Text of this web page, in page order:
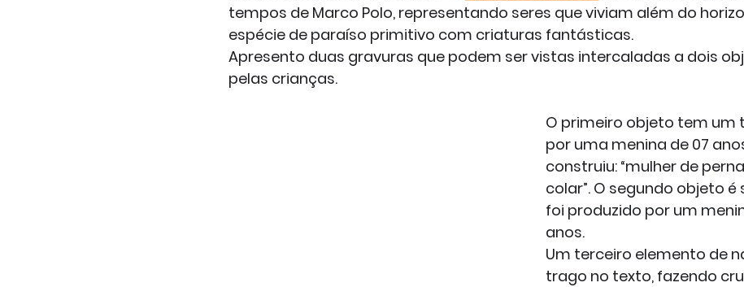
tempos de Marco Polo, representando seres que viviam além do
espécie de paraíso primitivo com criaturas fantásticas.
Apresento duas gravuras que podem ser vistas intercaladas a dois
pelas crianças.
O primeiro objeto tem um
por uma menina de 07
construiu: “mulher de
colar”. O segundo objeto
foi produzido por um
anos.
Um terceiro elemento de
trago no texto, fazendo